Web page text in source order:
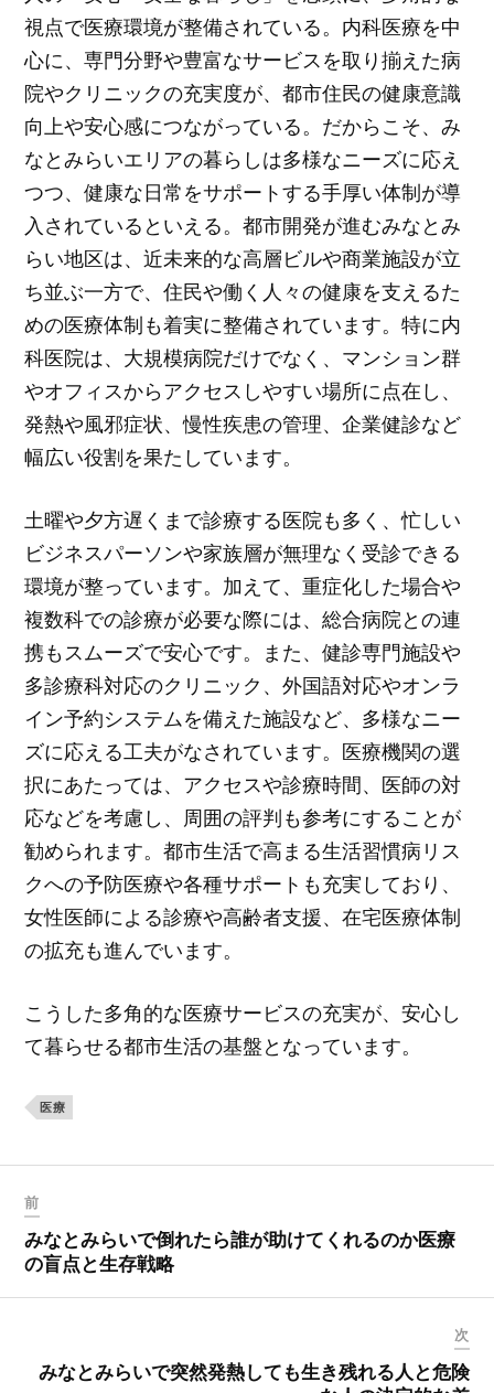
視点で医療環境が整備されている。内科医療を中
心に、専門分野や豊富なサービスを取り揃えた病
院やクリニックの充実度が、都市住民の健康意識
向上や安心感につながっている。だからこそ、み
なとみらいエリアの暮らしは多様なニーズに応え
つつ、健康な日常をサポートする手厚い体制が導
入されているといえる。都市開発が進むみなとみ
らい地区は、近未来的な高層ビルや商業施設が立
ち並ぶ一方で、住民や働く人々の健康を支えるた
めの医療体制も着実に整備されています。特に内
科医院は、大規模病院だけでなく、マンション群
やオフィスからアクセスしやすい場所に点在し、
発熱や風邪症状、慢性疾患の管理、企業健診など
幅広い役割を果たしています。
土曜や夕方遅くまで診療する医院も多く、忙しい
ビジネスパーソンや家族層が無理なく受診できる
環境が整っています。加えて、重症化した場合や
複数科での診療が必要な際には、総合病院との連
携もスムーズで安心です。また、健診専門施設や
多診療科対応のクリニック、外国語対応やオンラ
イン予約システムを備えた施設など、多様なニー
ズに応える工夫がなされています。医療機関の選
択にあたっては、アクセスや診療時間、医師の対
応などを考慮し、周囲の評判も参考にすることが
勧められます。都市生活で高まる生活習慣病リス
クへの予防医療や各種サポートも充実しており、
女性医師による診療や高齢者支援、在宅医療体制
の拡充も進んでいます。
こうした多角的な医療サービスの充実が、安心し
て暮らせる都市生活の基盤となっています。
医療
前
みなとみらいで倒れたら誰が助けてくれるのか医療
の盲点と生存戦略
次
みなとみらいで突然発熱しても生き残れる人と危険